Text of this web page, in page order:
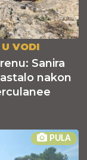
VODI
Sanira
nakon
PULA